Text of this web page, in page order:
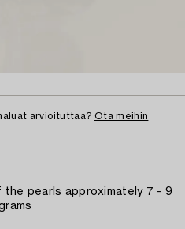
arvioituttaa? Ota meihin
the pearls approximately 7 - 9